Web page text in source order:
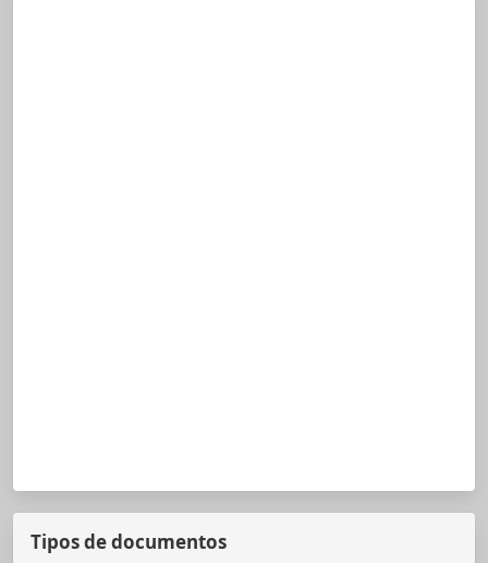
Tipos de documentos